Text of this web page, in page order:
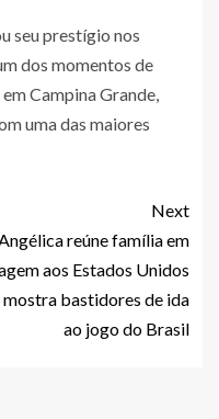
seu prestígio nos
dos momentos de
Campina Grande,
uma das maiores
Next
reúne família em
aos Estados Unidos
mostra bastidores de ida
ao jogo do Brasil